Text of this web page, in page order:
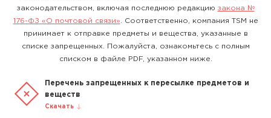
законодательством, включая последнюю редакцию закона №
176-ФЗ «О почтовой связи» . Соответственно, компания TSM не
принимает к отправке предметы и вещества, указанные в
списке запрещенных. Пожалуйста, ознакомьтесь с полным
списком в файле PDF, указанном ниже.
Перечень запрещенных к пересылке предметов и
веществ
Скачать